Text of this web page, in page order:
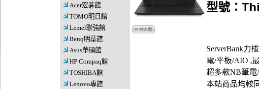
Acer宏碁館
TOMO明日館
Lemel聯強館
Benq明基館
Asus華碩館
HP Compaq館
TOSHIBA館
Lenovo專館
型號：
ServerBank力
電/平板/AIO ,
超多款NB筆
本站商品均較